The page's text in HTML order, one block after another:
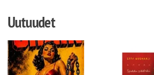
Uutuudet